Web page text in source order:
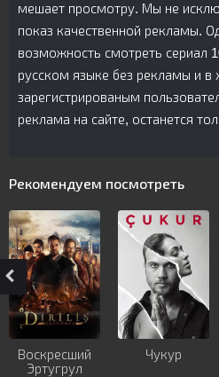
мешает просмотру. Мы не
показ качественной рекламы.
возможность смотреть сериал
русском языке без рекламы и в
зарегистрированым
реклама на сайте, останется
Рекомендуем посмотреть
Воскресший
Эртугрул
Чукур